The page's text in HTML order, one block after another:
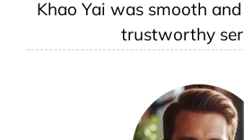
Khao Yai was smooth
trustworthy